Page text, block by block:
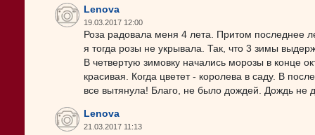
Lenova
19.03.2017 12:00
Роза радовала меня 4 лета. Притом последнее
я тогда розы не укрывала. Так, что 3 зимы
В четвертую зимовку начались морозы в конце
красивая. Когда цветет - королева в саду. В
все вытянула! Благо, не было дождей. Дождь не
Lenova
21.03.2017 11:13